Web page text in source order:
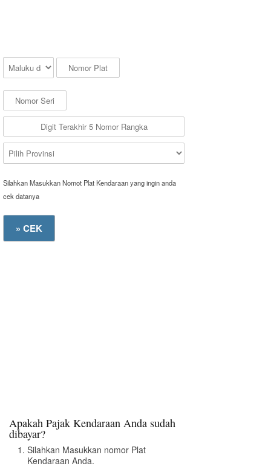
Silahkan Masukkan Nomot Plat Kendaraan yang ingin anda
cek datanya
Apakah Pajak Kendaraan Anda sudah
dibayar?
Silahkan Masukkan nomor Plat
Kendaraan Anda.